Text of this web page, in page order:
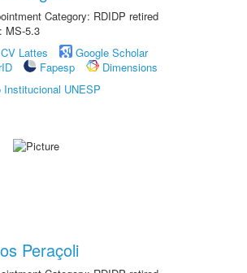
Category: RDIDP retired
MS-5.3
CV Lattes
Google Scholar
Fapesp
Dimensions
Institucional UNESP
Peraçoli